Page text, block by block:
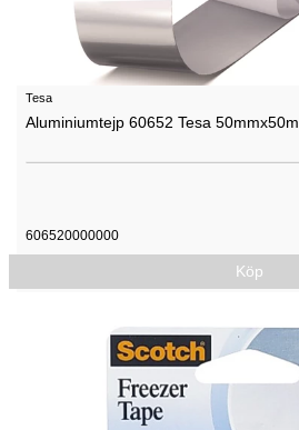
Tesa
Aluminiumtejp 60652 Tesa 50mmx50m
606520000000
Köp